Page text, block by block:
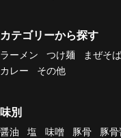
カテゴリーから探す
ラーメン つけ麺 まぜそば
カレー
その他
味別
醤油 塩 味噌 豚骨 豚